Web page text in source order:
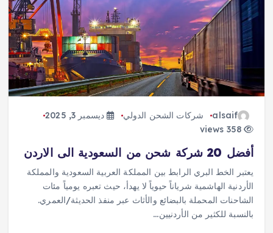
alsaif شركات الشحن الدولي
ديسمبر 3, 2025
أفضل 20 شركة شحن من السعودية الى الاردن
يعتبر الخط البري الرابط بين المملكة العربية السعودية والمملكة
الأردنية الهاشمية شرياناً حيوياً لا يهدأ، حيث تعبره يومياً مئات
الشاحنات المحملة بالبضائع والأثاث عبر منفذ الحديثة/العمري.
بالنسبة للكثير من الأردنيين…